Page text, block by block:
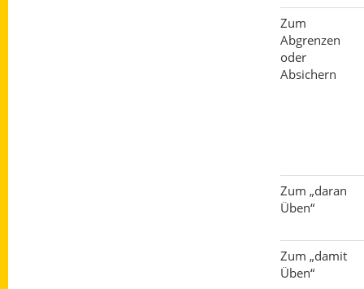
Zum
Abgrenzen
oder
Absichern
Zum „daran
Üben“
Zum „damit
Üben“